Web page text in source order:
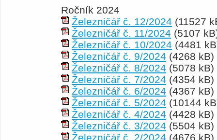
Ročník 2024
Železničář č. 12/2024 (11527
Železničář č. 11/2024 (5107
Železničář č. 10/2024 (4481
Železničář č. 9/2024 (4268 kB)
Železničář č. 8/2024 (5078 kB)
Železničář č. 7/2024 (4354 kB)
Železničář č. 6/2024 (4367 kB)
Železničář č. 5/2024 (10144
Železničář č. 4/2024 (4428 kB)
Železničář č. 3/2024 (5504 kB)
Železničář č. 2/2024 (4676 kB)